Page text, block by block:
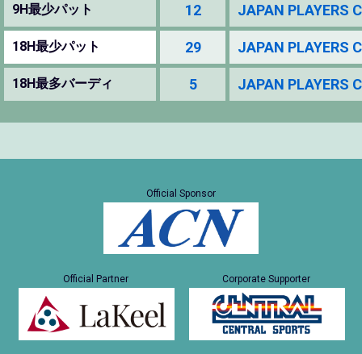
9H最少パット 12 JAPAN PLAYERS
18H最少パット 29 JAPAN PLAYERS
18H最多バーディ 5 JAPAN PLAYERS
Official Sponsor
Official Partner Corporate Supporter